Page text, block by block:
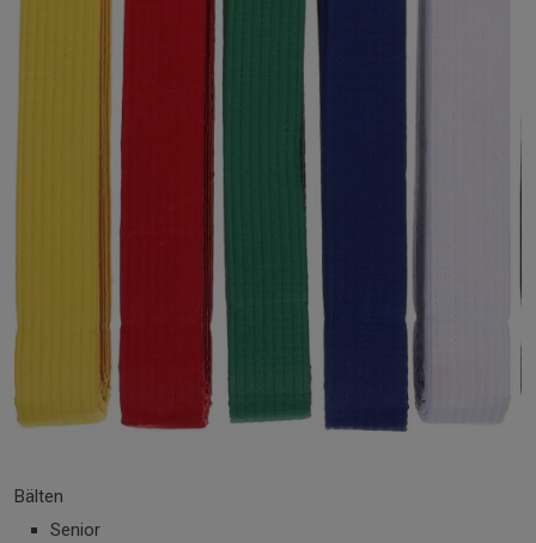
Bälten
Senior